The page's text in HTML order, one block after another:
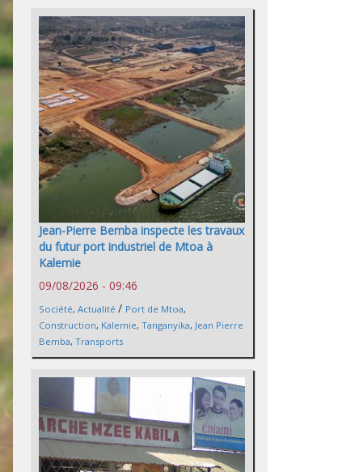
Jean-Pierre Bemba inspecte les travaux
du futur port industriel de Mtoa à
Kalemie
09/08/2026 - 09:46
Société, Actualité / Port de Mtoa,
Construction, Kalemie, Tanganyika, Jean Pierre
Bemba, Transports